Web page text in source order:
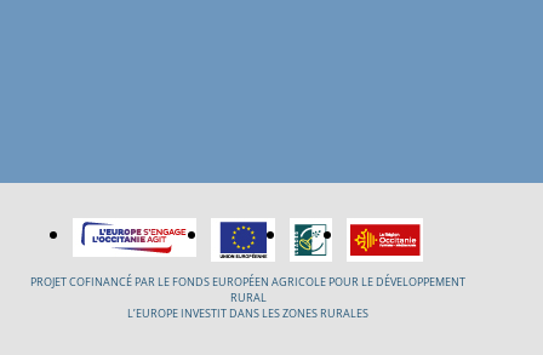
PROJET COFINANCÉ PAR LE FONDS EUROPÉEN AGRICOLE POUR LE DÉVELOPPEMENT
RURAL
L’EUROPE INVESTIT DANS LES ZONES RURALES